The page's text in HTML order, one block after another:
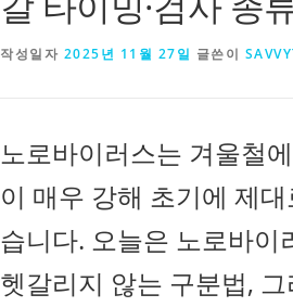
작성일자 2025년 11월 27일 글쓴이
노로바이러스는 겨울철
이 매우 강해 초기에 제
습니다. 오늘은 노로바
헷갈리지 않는 구분법,